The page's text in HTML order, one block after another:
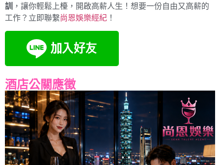
訓
，讓你輕鬆上檯，開啟高薪人生！想要一份自由又高薪的
工作？立即聯繫尚恩娛樂經紀 ！
酒店公關應徵